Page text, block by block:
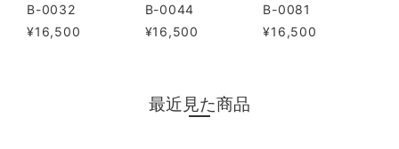
B-0032
¥16,500
B-0044
¥16,500
B-0081
¥16,500
最近見た商品